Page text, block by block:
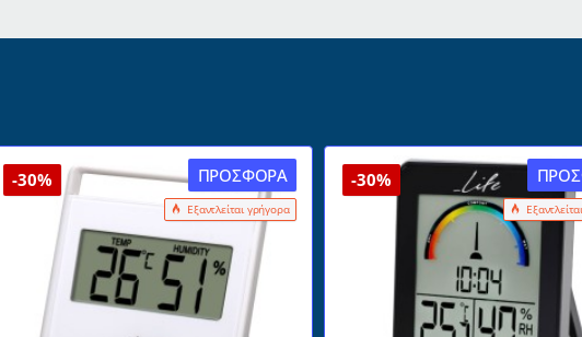
ΠΡΟΣΦΟΡΆ
Εξαντλείται γρήγορα
-30% -30%